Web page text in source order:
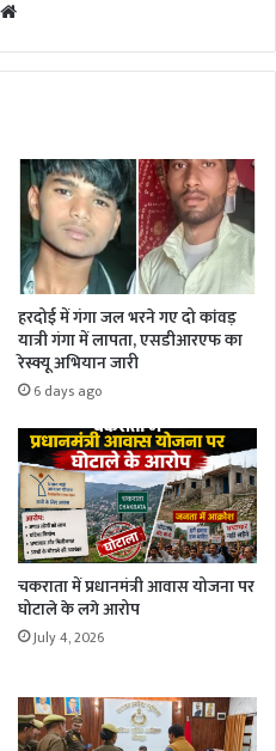
te
हरदोई में गंगा जल भरने गए दो कांवड़
यात्री गंगा में लापता, एसडीआरएफ का
रेस्क्यू अभियान जारी
6 days ago
चकराता में प्रधानमंत्री आवास योजना पर
घोटाले के लगे आरोप
July 4, 2026